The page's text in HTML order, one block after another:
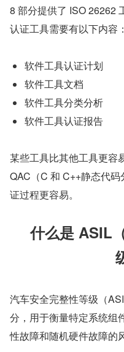
8 部分提供了 ISO 26262
认证工具需要有以下内容：
软件工具认证计划
软件工具文档
软件工具分类分析
软件工具认证报告
某些工具比其他工具更容
QAC（C 和 C++静态代
证过程更容易。
什么是 ASIL
汽车安全完整性等级（
分，用于衡量特定系统组
性故障和随机硬件故障的